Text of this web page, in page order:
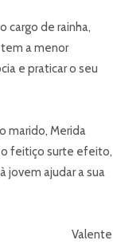
cargo de rainha,
a menor
e praticar o seu
marido, Merida
o feitiço surte efeito,
jovem ajudar a sua
Valente